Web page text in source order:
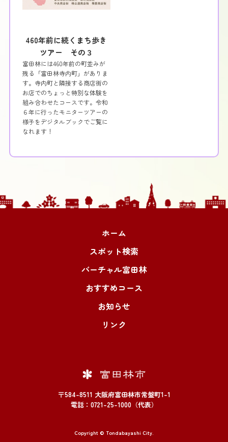
460年前に続くまち歩き
ツアー その３
富田林には460年前の町並みが
残る「富田林寺内町」がありま
す。寺内町と隣接する商店街の
お店でのちょっと特別な体験を
組み合わせたコースです。令和
６年に行ったモニターツアーの
様子をデジタルブックでご覧に
なれます！
ホーム
スポット検索
バーチャル富田林
おすすめコース
お知らせ
リンク
〒584-8511 大阪府富田林市常盤町1-1
電話：0721-25-1000（代表）
Copyright © Tondabayashi City.